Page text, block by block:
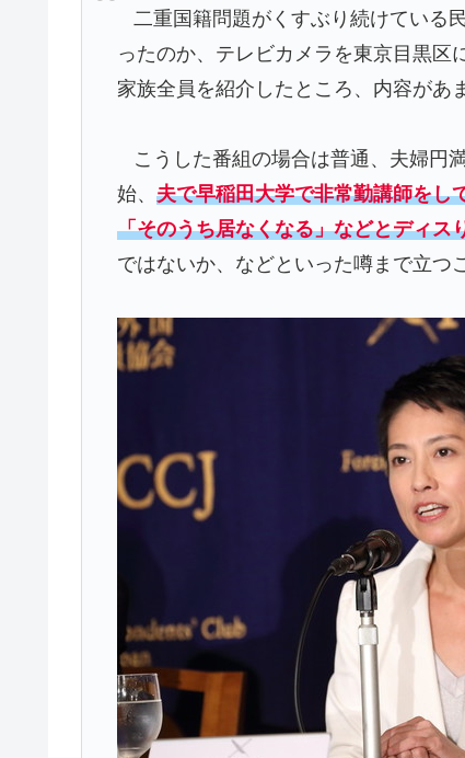
二重国籍問題がくすぶり続けている
ったのか、テレビカメラを東京目黒区
家族全員を紹介したところ、内容があ
こうした番組の場合は普通、夫婦円
始、夫で早稲田大学で非常勤講師をし
「そのうち居なくなる」などとディス
ではないか、などといった噂まで立つ